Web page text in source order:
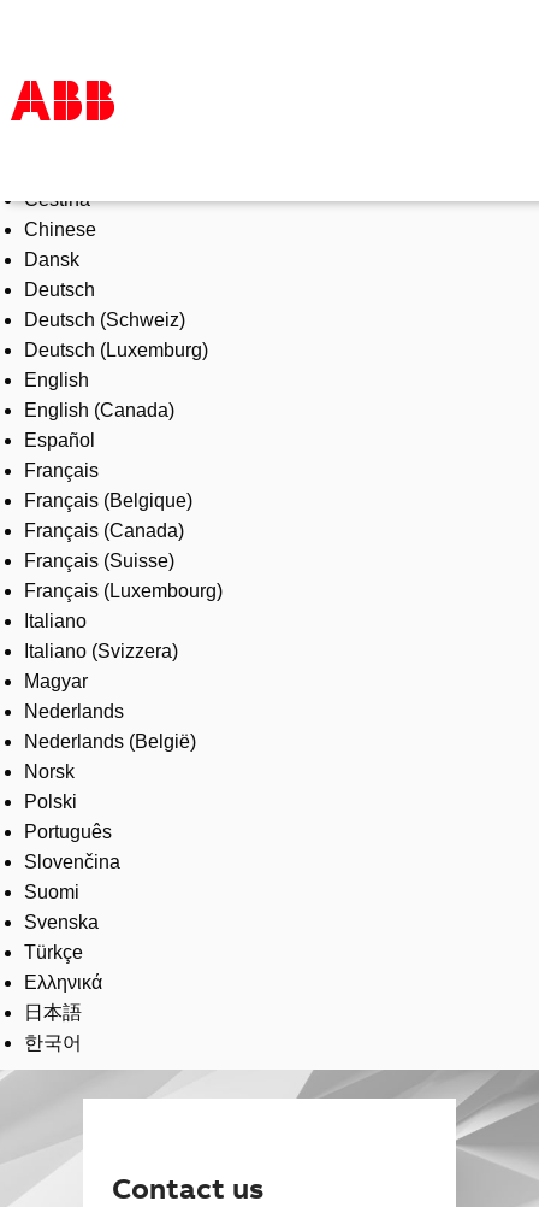
Products & Solutions
Industries
Services
About us
Where to buy
Contact us
Careers
Čeština
Chinese
Dansk
Deutsch
Deutsch (Schweiz)
Deutsch (Luxemburg)
English
English (Canada)
Español
Français
Français (Belgique)
Français (Canada)
Français (Suisse)
Français (Luxembourg)
Italiano
Italiano (Svizzera)
Magyar
Nederlands
Nederlands (België)
Norsk
Polski
Português
Slovenčina
Suomi
Svenska
Türkçe
Ελληνικά
日本語
한국어
Contact us